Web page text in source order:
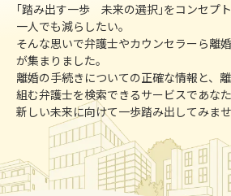
｢踏み出す一歩 未来の選択｣をコンセプ
一人でも減らしたい。
そんな思いで弁護士やカウンセラーら離
が集まりました。
離婚の手続きについての正確な情報と、
組む弁護士を検索できるサービスであな
新しい未来に向けて一歩踏み出してみま